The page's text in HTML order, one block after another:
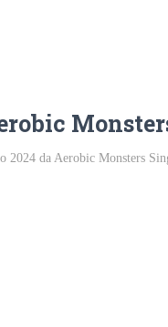
2024 da Aerobic Monsters